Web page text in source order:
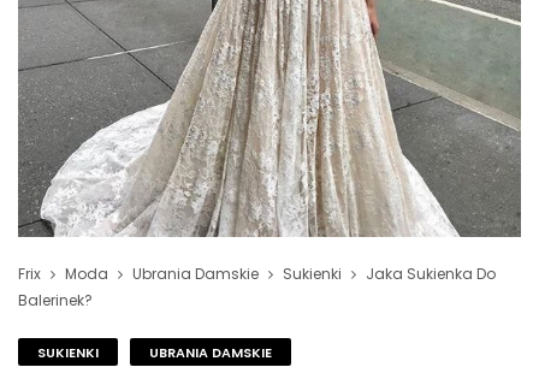
Frix Moda Ubrania Damskie Sukienki
Jaka Sukienka Do
Balerinek?
SUKIENKI UBRANIA DAMSKIE